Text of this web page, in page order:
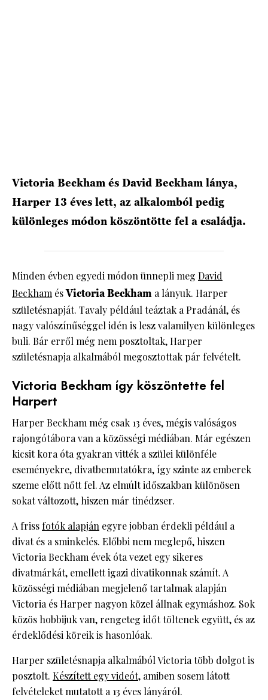
Victoria Beckham és David Beckham lánya,
Harper 13 éves lett, az alkalomból pedig
különleges módon köszöntötte fel a családja.
Minden évben egyedi módon ünnepli meg David
Beckham ésVictoria Beckham a lányuk. Harper
születésnapját. Tavaly például teáztak a Pradánál, és
nagy valószínűséggel idén is lesz valamilyen különleges
buli. Bár erről még nem posztoltak, Harper
születésnapja alkalmából megosztottak pár felvételt.
Victoria Beckham így köszöntette fel
Harpert
Harper Beckham még csak 13 éves, mégis valóságos
rajongótábora van a közösségi médiában. Már egészen
kicsit kora óta gyakran vitték a szülei különféle
eseményekre, divatbemutatókra, így szinte az emberek
szeme előtt nőtt fel. Az elmúlt időszakban különösen
sokat változott, hiszen már tinédzser.
A friss fotók alapján egyre jobban érdekli például a
divat és a sminkelés. Előbbi nem meglepő, hiszen
Victoria Beckham évek óta vezet egy sikeres
divatmárkát, emellett igazi divatikonnak számít. A
közösségi médiában megjelenő tartalmak alapján
Victoria és Harper nagyon közel állnak egymáshoz. Sok
közös hobbijuk van, rengeteg időt töltenek együtt, és az
érdeklődési köreik is hasonlóak.
Harper születésnapja alkalmából Victoria több dolgot is
posztolt. Készített egy videót, amiben sosem látott
felvételeket mutatott a 13 éves lányáról.